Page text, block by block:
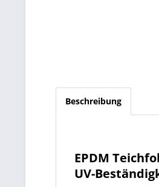
Beschreibung
EPDM
UV-